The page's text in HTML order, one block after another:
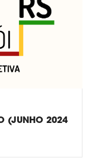
(JUNHO 2024